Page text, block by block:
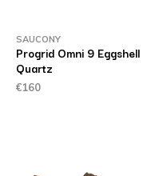
SAUCONY
Progrid Omni 9 Eggshell
Quartz
€160